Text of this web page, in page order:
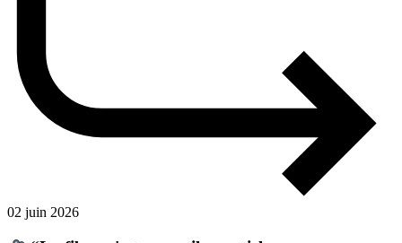
02 juin 2026